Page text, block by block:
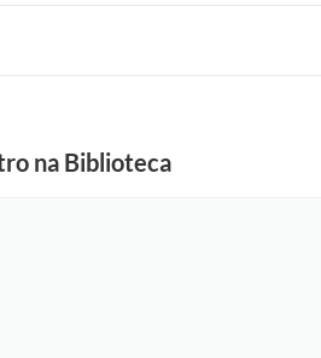
na Biblioteca